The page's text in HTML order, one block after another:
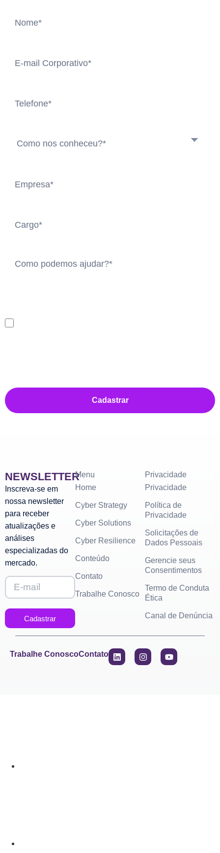
Cadastrar
NEWSLETTER
Inscreva-se em
nossa newsletter
para receber
atualizações e
análises
especializadas do
mercado.
Cadastrar
Menu
Home
Cyber Strategy
Cyber Solutions
Cyber Resilience
Conteúdo
Contato
Trabalhe Conosco
Privacidade
Privacidade
Política de
Privacidade
Solicitações de
Dados Pessoais
Gerencie seus
Consentimentos
Termo de Conduta
Ética
Canal de Denúncia
Trabalhe ConoscoContato